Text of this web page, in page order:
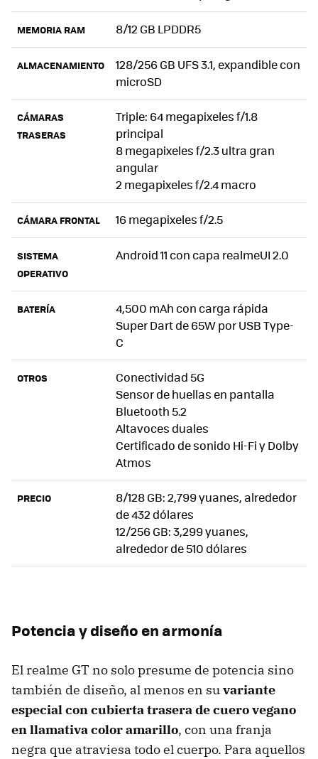
MEMORIA RAM 8/12 GB LPDDR5
ALMACENAMIENTO
128/256 GB UFS 3.1, expandible con
microSD
CÁMARAS
TRASERAS
Triple: 64 megapixeles f/1.8
principal
8 megapixeles f/2.3 ultra gran
angular
2 megapixeles f/2.4 macro
CÁMARA FRONTAL 16 megapixeles f/2.5
SISTEMA
OPERATIVO
Android 11 con capa realmeUI 2.0
BATERÍA
4,500 mAh con carga rápida
Super Dart de 65W por USB Type-
C
OTROS
Conectividad 5G
Sensor de huellas en pantalla
Bluetooth 5.2
Altavoces duales
Certificado de sonido Hi-Fi y Dolby
Atmos
PRECIO
8/128 GB: 2,799 yuanes, alrededor
de 432 dólares
12/256 GB: 3,299 yuanes,
alrededor de 510 dólares
Potencia y diseño en armonía
El realme GT no solo presume de potencia sino
también de diseño, al menos en suvariante
especial con cubierta trasera de cuero vegano
en llamativa color amarillo, con una franja
negra que atraviesa todo el cuerpo. Para aquellos